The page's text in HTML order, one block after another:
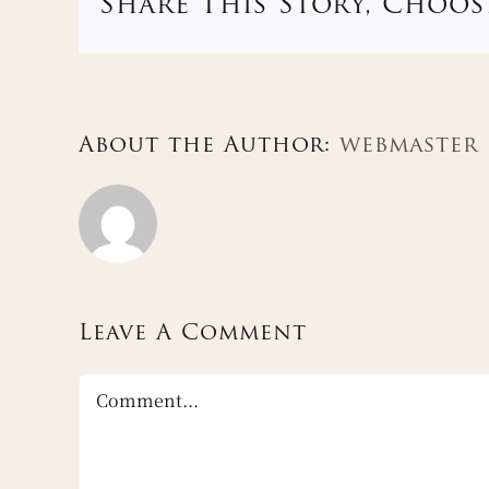
Share This Story,
About the Author: webmaster
Leave A Comment